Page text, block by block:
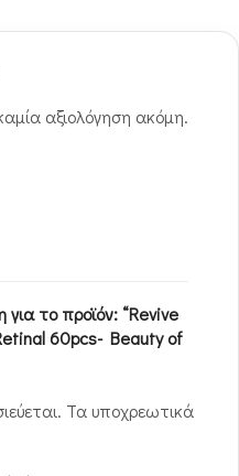
αξιολόγηση ακόμη.
το προϊόν: “Revive
60pcs- Beauty of
Τα υποχρεωτικά